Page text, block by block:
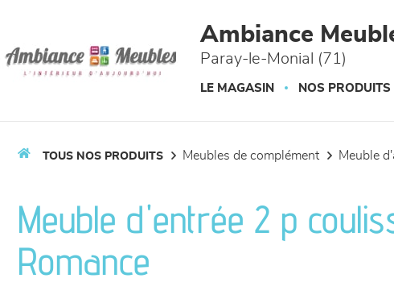
Ambiance
Paray-le-Monial (71)
LE MAGASIN NOS PRODUITS
TOUS NOS PRODUITS meubles de complément meuble
Meuble d'entrée 2 p
Romance